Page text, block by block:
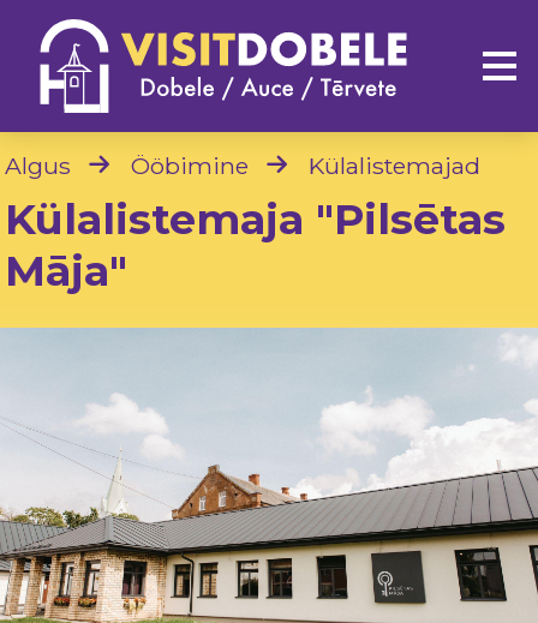
Algus Ööbimine Külalistemajad
Külalistemaja "Pilsētas
Māja"